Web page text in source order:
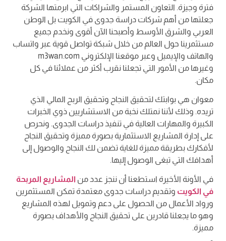
فترة وجيزة. التعاون المستمر والشراكات التي ابرمتها الشركة
جعلتها من أهم شركات دراسة جدوى في الكويت بل الوطن
العربي والشرق الأوسط وأصبحنا الآن أقوى ونخدم جميع
مستثمرينا حول العالم من خلال شبكة تواصل قوية عبر واتساب
وغيرها من الأمور التي تجعلنا نقرب أكثر من عملائنا في كل
مكان.
معوان هي بوابتك لتحقيق النجاح وتحقيق الربح المالي الذي
تريده. وذلك لأننا نمتلك نخبة من الاستشاريين ذوي الخبرات
الكبيرة والمهارات العالية في تنفيذ دراسات الجدوى. ونحرص
على إدارة المشاريع الاستثمارية بصورة مميزة وتحقيق النجاح
لأفكارك بطريقة مميزة للغاية تضمن لك النجاح والوصول إلى
أهدافك التي تبغى الوصول إليها.
في الأونة الأخيرة استطعنا أن ننجز عدد من المشاريع المربحة
في الكويت وتقديم دراسات جدوى معتمدة تمكن المستثمرين
ورواد الأعمال من الحصول على دعم وتمويل لهذه المشاريع
وهو ما يجعلنا قادرين على تحقيق النجاح والأهداف بصورة
مميزة.